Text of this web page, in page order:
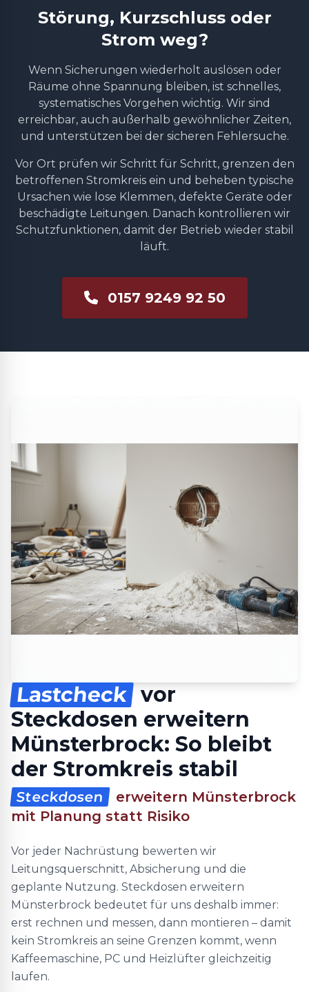
Störung, Kurzschluss oder
Strom weg?
Wenn Sicherungen wiederholt auslösen oder
Räume ohne Spannung bleiben, ist schnelles,
systematisches Vorgehen wichtig. Wir sind
erreichbar, auch außerhalb gewöhnlicher Zeiten,
und unterstützen bei der sicheren Fehlersuche.
Vor Ort prüfen wir Schritt für Schritt, grenzen den
betroffenen Stromkreis ein und beheben typische
Ursachen wie lose Klemmen, defekte Geräte oder
beschädigte Leitungen. Danach kontrollieren wir
Schutzfunktionen, damit der Betrieb wieder stabil
läuft.
0157 9249 92 50
Lastcheck vor
Steckdosen erweitern
Münsterbrock: So bleibt
der Stromkreis stabil
Steckdosen
erweitern Münsterbrock
mit Planung statt Risiko
Vor jeder Nachrüstung bewerten wir
Leitungsquerschnitt, Absicherung und die
geplante Nutzung. Steckdosen erweitern
Münsterbrock bedeutet für uns deshalb immer:
erst rechnen und messen, dann montieren – damit
kein Stromkreis an seine Grenzen kommt, wenn
Kaffeemaschine, PC und Heizlüfter gleichzeitig
laufen.